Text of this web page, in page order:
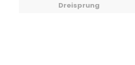
Dreisprung